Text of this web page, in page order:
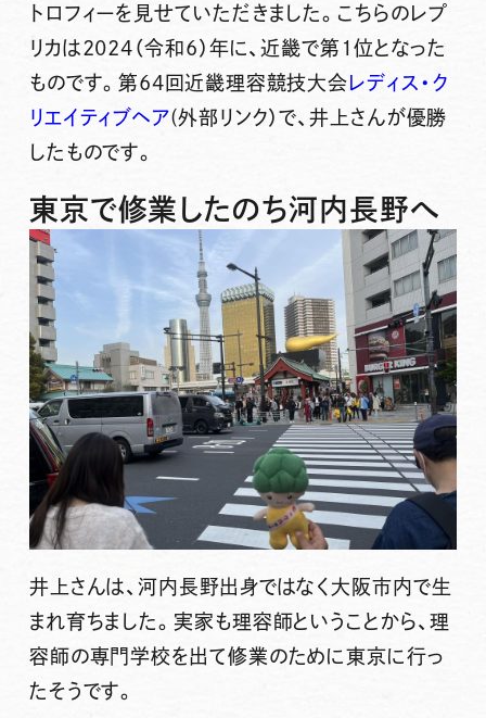
トロフィーを見せていただきました。こちらのレプ
リカは2024（令和6）年に、近畿で第1位となった
ものです。第64回近畿理容競技大会 レディス・ク
リエイティブヘア(外部リンク）で、井上さんが優勝
したものです。
東京で修業したのち河内長野へ
井上さんは、河内長野出身ではなく大阪市内で生
まれ育ちました。実家も理容師ということから、理
容師の専門学校を出て修業のために東京に行っ
たそうです。